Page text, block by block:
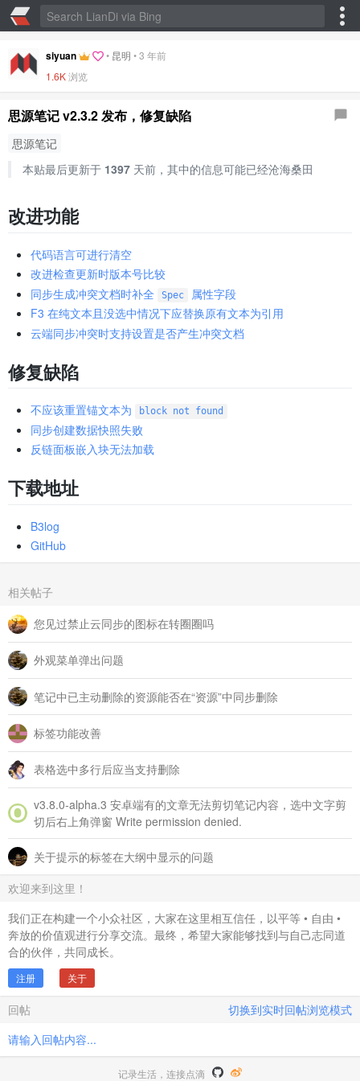
siyuan • 昆明 •3 年前
1.6K浏览
思源笔记 v2.3.2 发布，修复缺陷
思源笔记
本贴最后更新于 1397天前，其中的信息可能已经沧海桑田
改进功能
代码语言可进行清空
改进检查更新时版本号比较
同步生成冲突文档时补全
Spec
属性字段
F3 在纯文本且没选中情况下应替换原有文本为引用
云端同步冲突时支持设置是否产生冲突文档
修复缺陷
不应该重置锚文本为 block not found
同步创建数据快照失败
反链面板嵌入块无法加载
下载地址
B3log
GitHub
相关帖子
您见过禁止云同步的图标在转圈圈吗
外观菜单弹出问题
笔记中已主动删除的资源能否在“资源”中同步删除
标签功能改善
表格选中多行后应当支持删除
v3.8.0‑alpha.3 安卓端有的文章无法剪切笔记内容，选中文字剪
切后右上角弹窗 Write permission denied.
关于提示的标签在大纲中显示的问题
欢迎来到这里！
我们正在构建一个小众社区，大家在这里相互信任，以平等 • 自由 •
奔放的价值观进行分享交流。最终，希望大家能够找到与自己志同道
合的伙伴，共同成长。
注册 关于
回帖
切换到实时回帖浏览模式
请输入回帖内容...
记录生活，连接点滴